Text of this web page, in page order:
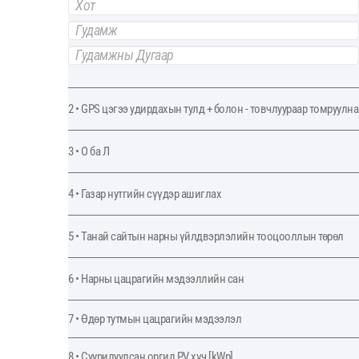
2 • GPS цэгээ удирдахын тулд + болон - товчлуураар томруулна
3 • О ба Л
4 • Газар нутгийн сүүдэр ашиглах
5 • Танай сайтын нарны үйлдвэрлэлийн тооцооллын төрөл
6 • Нарны цацрагийн мэдээллийн сан
7 • Өдөр тутмын цацрагийн мэдээлэл